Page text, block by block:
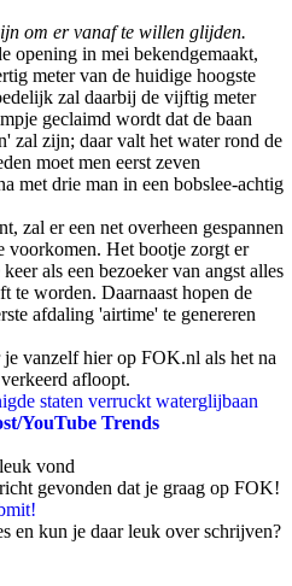
om er vanaf te willen glijden.
opening in mei bekendgemaakt,
meter van de huidige hoogste
zal daarbij de vijftig meter
geclaimd wordt dat de baan
zal zijn; daar valt het water rond de
moet men eerst zeven
met drie man in een bobslee-achtig
zal er een net overheen gespannen
voorkomen. Het bootje zorgt er
als een bezoeker van angst alles
te worden. Daarnaast hopen de
afdaling 'airtime' te genereren
vanzelf hier op FOK.nl als het na
afloopt.
staten verruckt waterglijbaan
YouTube Trends
vond
gevonden dat je graag op FOK!
en kun je daar leuk over schrijven?